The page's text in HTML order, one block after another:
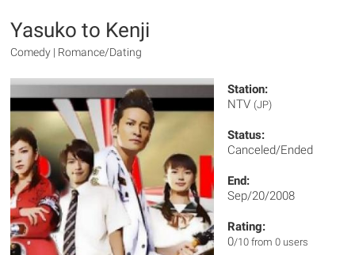
Yasuko to Kenji
Comedy | Romance/Dating
Station:
NTV (JP)
Status:
Canceled/Ended
End:
Sep/20/2008
Rating:
0/10 from 0 users